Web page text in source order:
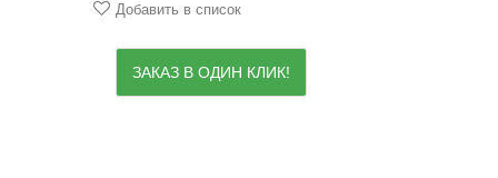
Добавить в список
ЗАКАЗ В ОДИН КЛИК!